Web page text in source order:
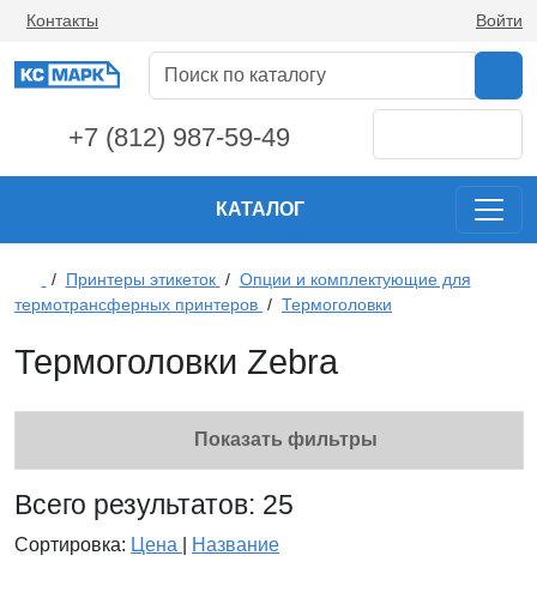
Контакты Войти
+7 (812) 987-59-49
КАТАЛОГ
/ Принтеры этикеток / Опции и комплектующие для
термотрансферных принтеров / Термоголовки
Термоголовки Zebra
Показать фильтры
Всего результатов: 25
Сортировка: Цена Название